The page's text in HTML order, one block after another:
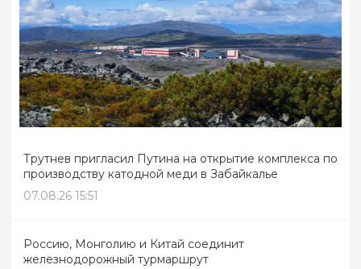
Трутнев пригласил Путина на открытие комплекса по
производству катодной меди в Забайкалье
07.08.26 15:51
Россию, Монголию и Китай соединит
железнодорожный турмаршрут